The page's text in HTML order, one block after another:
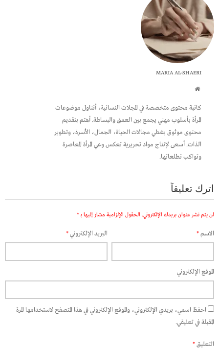
MARIA AL-SHAERI
كاتبة محتوى متخصصة في المجلات النسائية، أتناول موضوعات
المرأة بأسلوب مهني يجمع بين العمق والبساطة. أهتم بتقديم
محتوى موثوق يغطي مجالات الحياة، الجمال، الأسرة، وتطوير
الذات. أسعى لإنتاج مواد تحريرية تعكس وعي المرأة المعاصرة
وتواكب تطلعاتها.
اترك تعليقاً
لن يتم نشر عنوان بريدك الإلكتروني. الحقول الإلزامية مشار إليها بـ *
الاسم* البريد الإلكتروني*
الموقع الإلكتروني
احفظ اسمي، بريدي الإلكتروني، والموقع الإلكتروني في هذا المتصفح لاستخدامها المرة
المقبلة في تعليقي.
التعليق*